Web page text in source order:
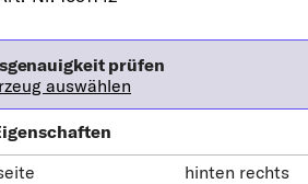
prüfen
auswählen
hinten rechts